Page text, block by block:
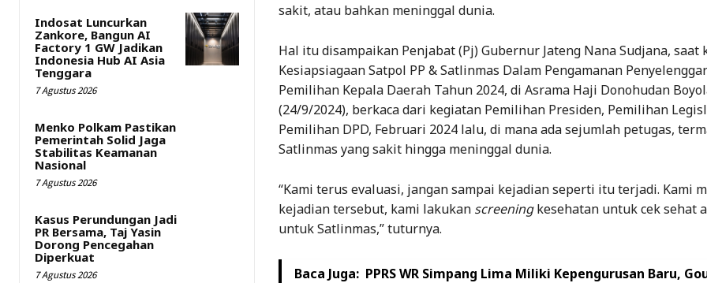
Indosat Luncurkan
Zankore, Bangun AI
Factory 1 GW Jadikan
Indonesia Hub AI Asia
Tenggara
7 Agustus 2026
Menko Polkam Pastikan
Pemerintah Solid Jaga
Stabilitas Keamanan
Nasional
7 Agustus 2026
Kasus Perundungan Jadi
PR Bersama, Taj Yasin
Dorong Pencegahan
Diperkuat
7 Agustus 2026
sakit, atau bahkan meninggal dunia.
Hal itu disampaikan Penjabat (Pj) Gubernur Jateng Nana Sudjana, saat
Kesiapsiagaan Satpol PP & Satlinmas Dalam Pengamanan
Pemilihan Kepala Daerah Tahun 2024, di Asrama Haji Donohudan
(24/9/2024), berkaca dari kegiatan Pemilihan Presiden, Pemilihan
Pemilihan DPD, Februari 2024 lalu, di mana ada sejumlah petugas,
Satlinmas yang sakit hingga meninggal dunia.
“Kami terus evaluasi, jangan sampai kejadian seperti itu terjadi. Kami
kejadian tersebut, kami lakukan screeningkesehatan untuk cek sehat
untuk Satlinmas,” tuturnya.
Baca Juga: PPRS WR Simpang Lima Miliki Kepengurusan Baru,